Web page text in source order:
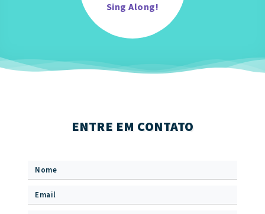
Sing Along!
ENTRE EM CONTATO